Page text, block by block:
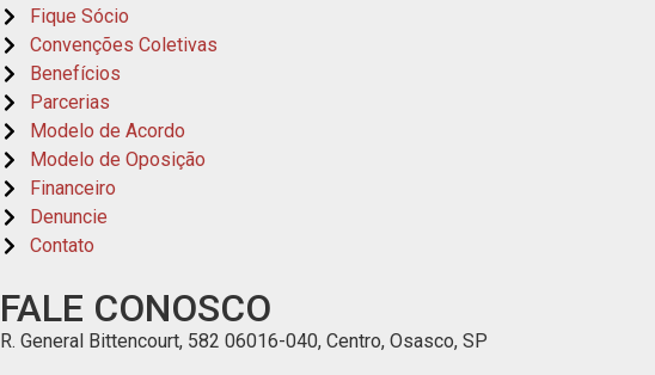
Fique Sócio
Convenções Coletivas
Benefícios
Parcerias
Modelo de Acordo
Modelo de Oposição
Financeiro
Denuncie
Contato
FALE CONOSCO
R. General Bittencourt, 582 06016-040, Centro, Osasco, SP